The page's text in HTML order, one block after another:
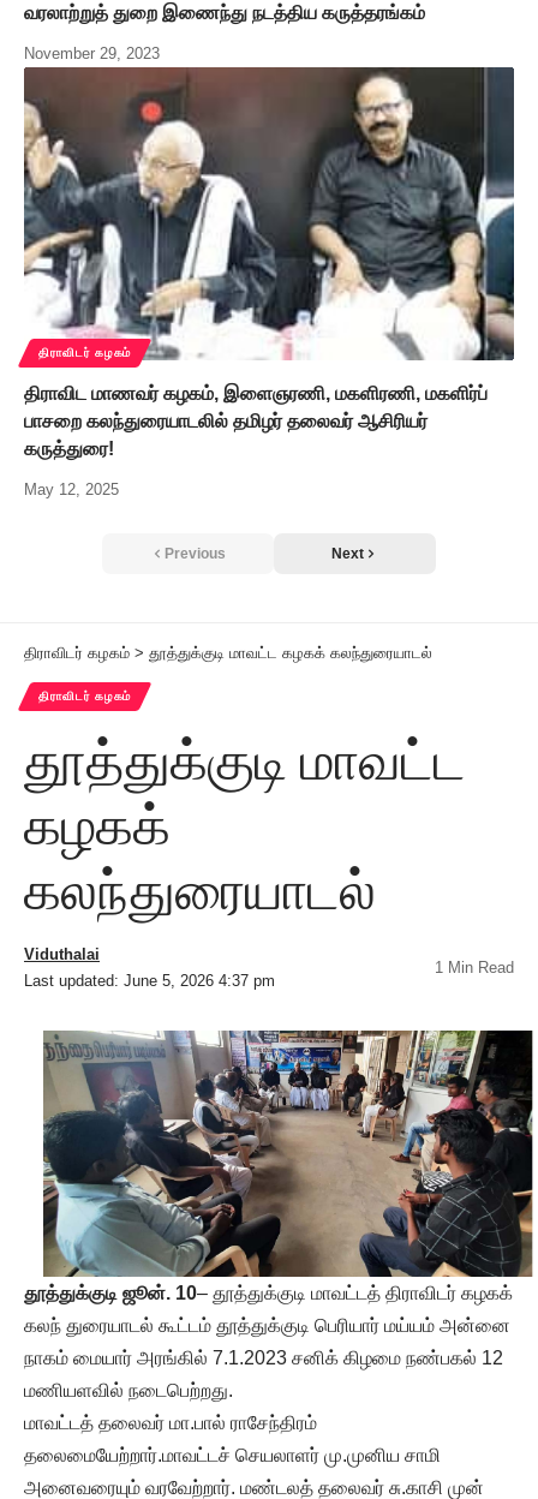
வரலாற்றுத் துறை இணைந்து நடத்திய கருத்தரங்கம்
November 29, 2023
திராவிடர் கழகம்
திராவிட மாணவர் கழகம், இளைஞரணி, மகளிரணி, மகளிர்ப்
பாசறை கலந்துரையாடலில் தமிழர் தலைவர் ஆசிரியர்
கருத்துரை!
May 12, 2025
Previous Next
திராவிடர் கழகம் > தூத்துக்குடி மாவட்ட கழகக் கலந்துரையாடல்
திராவிடர் கழகம்
தூத்துக்குடி மாவட்ட
கழகக்
கலந்துரையாடல்
Last updated: June 5, 2026 4:37 pm
Viduthalai
1 Min Read
தூத்துக்குடி ஜூன். 10– தூத்துக்குடி மாவட்டத் திராவிடர் கழகக்
கலந் துரையாடல் கூட்டம் தூத்துக்குடி பெரியார் மய்யம் அன்னை
நாகம் மையார் அரங்கில் 7.1.2023 சனிக் கிழமை நண்பகல் 12
மணியளவில் நடைபெற்றது.
மாவட்டத் தலைவர் மா.பால் ராசேந்திரம்
தலைமையேற்றார்.மாவட்டச் செயலாளர் மு.முனிய சாமி
அனைவரையும் வரவேற்றார். மண்டலத் தலைவர் சு.காசி முன்